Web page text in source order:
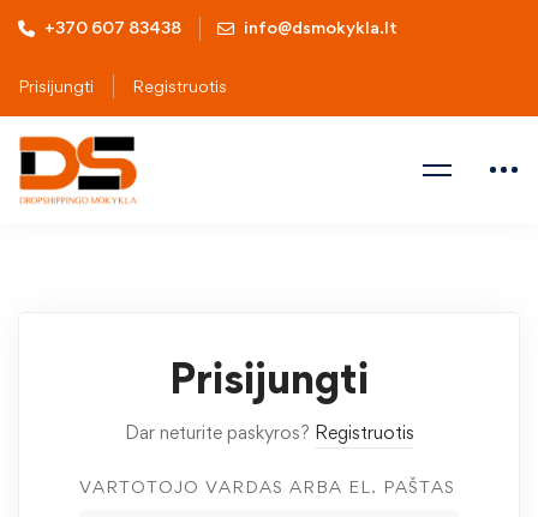
+370 607 83438 info@dsmokykla.lt
Prisijungti Registruotis
Prisijungti
Dar neturite paskyros? Registruotis
VARTOTOJO VARDAS ARBA EL. PAŠTAS